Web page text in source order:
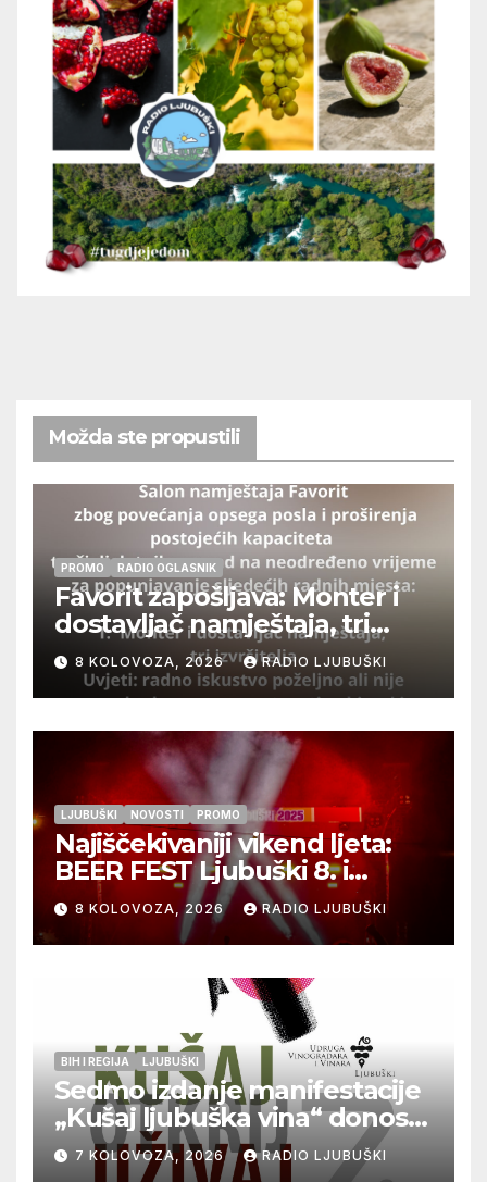
Možda ste propustili
PROMO RADIO OGLASNIK
Favorit zapošljava: Monter i
dostavljač namještaja, tri
izvršitelja
8 KOLOVOZA, 2026 RADIO LJUBUŠKI
LJUBUŠKI NOVOSTI PROMO
Najiščekivaniji vikend ljeta:
BEER FEST Ljubuški 8. i
9.kolovoza
8 KOLOVOZA, 2026 RADIO LJUBUŠKI
BIH I REGIJA LJUBUŠKI
Sedmo izdanje manifestacije
„Kušaj ljubuška vina“ donosi
vrhunska vina, gastronomiju i
glazbu
7 KOLOVOZA, 2026 RADIO LJUBUŠKI